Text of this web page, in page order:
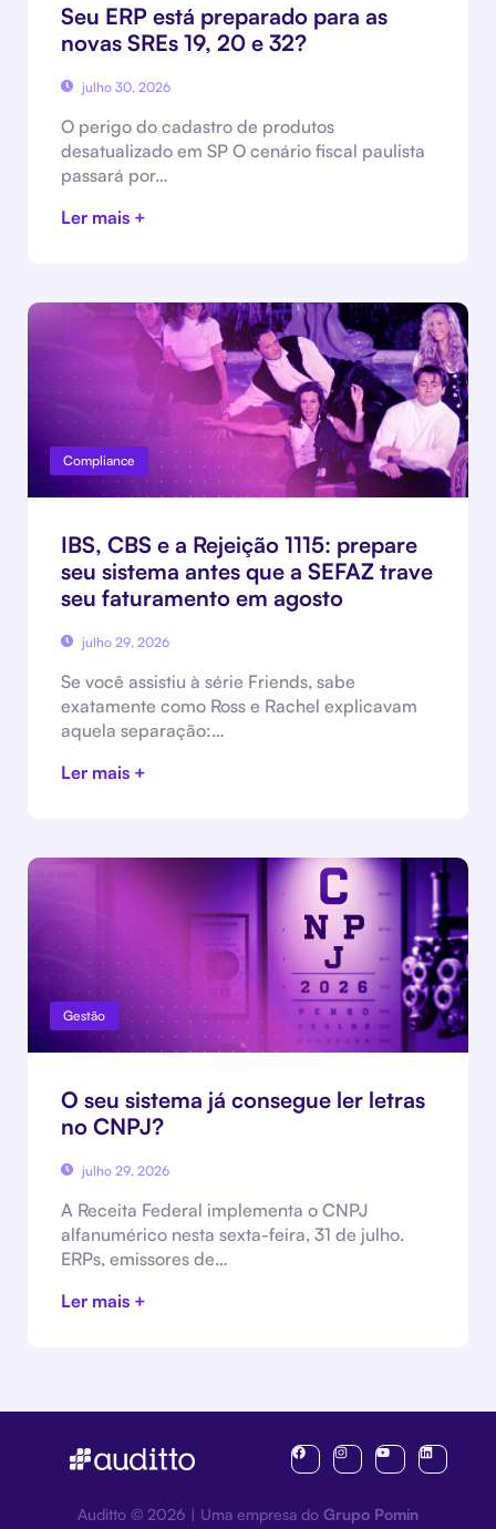
Seu ERP está preparado para as
novas SREs 19, 20 e 32?
julho 30, 2026
O perigo do cadastro de produtos
desatualizado em SP O cenário fiscal paulista
passará por…
Ler mais +
Compliance
IBS, CBS e a Rejeição 1115: prepare
seu sistema antes que a SEFAZ trave
seu faturamento em agosto
julho 29, 2026
Se você assistiu à série Friends, sabe
exatamente como Ross e Rachel explicavam
aquela separação:…
Ler mais +
Gestão
O seu sistema já consegue ler letras
no CNPJ?
julho 29, 2026
A Receita Federal implementa o CNPJ
alfanumérico nesta sexta-feira, 31 de julho.
ERPs, emissores de…
Ler mais +
Auditto © 2026 | Uma empresa do Grupo Pomin